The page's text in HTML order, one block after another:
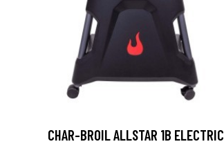
CHAR-BROIL ALLSTAR 1B ELECTRIC